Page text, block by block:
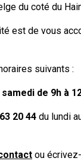
du coté du
est de vous
suivants :
samedi de 9h à
20 44 du lundi
ou